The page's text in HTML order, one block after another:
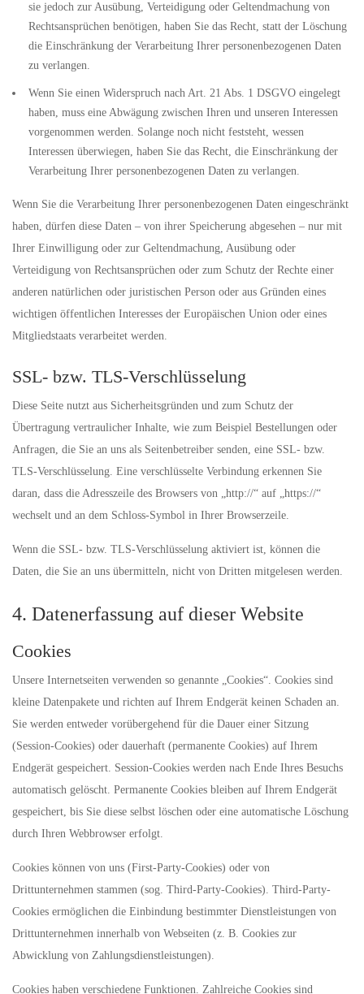
sie jedoch zur Ausübung, Verteidigung oder Geltendmachung von
Rechtsansprüchen benötigen, haben Sie das Recht, statt der Löschung
die Einschränkung der Verarbeitung Ihrer personenbezogenen Daten
zu verlangen.
Wenn Sie einen Widerspruch nach Art. 21 Abs. 1 DSGVO eingelegt
haben, muss eine Abwägung zwischen Ihren und unseren Interessen
vorgenommen werden. Solange noch nicht feststeht, wessen
Interessen überwiegen, haben Sie das Recht, die Einschränkung der
Verarbeitung Ihrer personenbezogenen Daten zu verlangen.
Wenn Sie die Verarbeitung Ihrer personenbezogenen Daten eingeschränkt
haben, dürfen diese Daten – von ihrer Speicherung abgesehen – nur mit
Ihrer Einwilligung oder zur Geltendmachung, Ausübung oder
Verteidigung von Rechtsansprüchen oder zum Schutz der Rechte einer
anderen natürlichen oder juristischen Person oder aus Gründen eines
wichtigen öffentlichen Interesses der Europäischen Union oder eines
Mitgliedstaats verarbeitet werden.
SSL- bzw. TLS-Verschlüsselung
Diese Seite nutzt aus Sicherheitsgründen und zum Schutz der
Übertragung vertraulicher Inhalte, wie zum Beispiel Bestellungen oder
Anfragen, die Sie an uns als Seitenbetreiber senden, eine SSL- bzw.
TLS-Verschlüsselung. Eine verschlüsselte Verbindung erkennen Sie
daran, dass die Adresszeile des Browsers von „http://“ auf „https://“
wechselt und an dem Schloss-Symbol in Ihrer Browserzeile.
Wenn die SSL- bzw. TLS-Verschlüsselung aktiviert ist, können die
Daten, die Sie an uns übermitteln, nicht von Dritten mitgelesen werden.
4. Datenerfassung auf dieser Website
Cookies
Unsere Internetseiten verwenden so genannte „Cookies“. Cookies sind
kleine Datenpakete und richten auf Ihrem Endgerät keinen Schaden an.
Sie werden entweder vorübergehend für die Dauer einer Sitzung
(Session-Cookies) oder dauerhaft (permanente Cookies) auf Ihrem
Endgerät gespeichert. Session-Cookies werden nach Ende Ihres Besuchs
automatisch gelöscht. Permanente Cookies bleiben auf Ihrem Endgerät
gespeichert, bis Sie diese selbst löschen oder eine automatische Löschung
durch Ihren Webbrowser erfolgt.
Cookies können von uns (First-Party-Cookies) oder von
Drittunternehmen stammen (sog. Third-Party-Cookies). Third-Party-
Cookies ermöglichen die Einbindung bestimmter Dienstleistungen von
Drittunternehmen innerhalb von Webseiten (z. B. Cookies zur
Abwicklung von Zahlungsdienstleistungen).
Cookies haben verschiedene Funktionen. Zahlreiche Cookies sind